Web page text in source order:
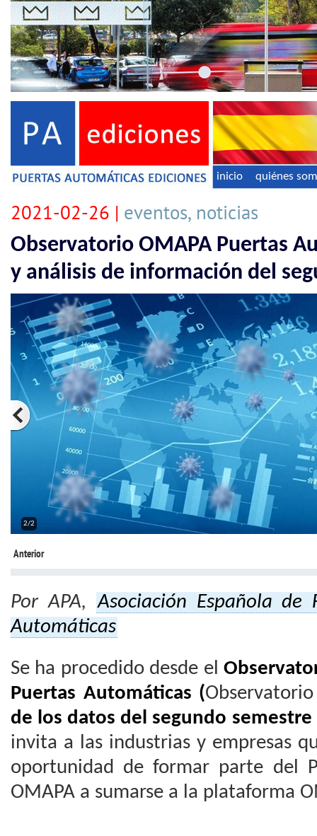
inicio quiénes
2021-02-26 | eventos, noticias
Observatorio OMAPA Puertas
y análisis de información del
2/2
Anterior
Por APA, Asociación Española de
Automáticas
Se ha procedido desde el
Puertas Automáticas (
de los datos del segundo semestre
invita a las industrias y empresas
oportunidad de formar parte del
OMAPA a sumarse a la plataforma